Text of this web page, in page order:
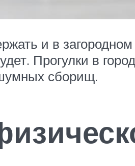
и в
Прогулки в
сборищ.